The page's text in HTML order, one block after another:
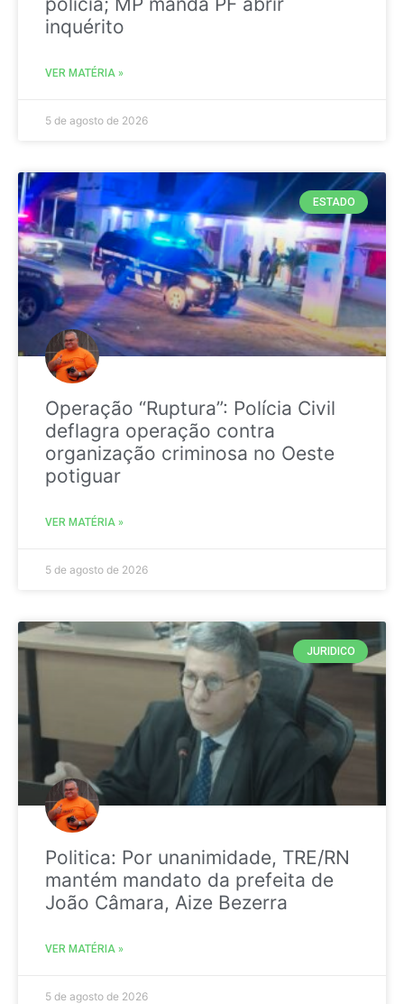
inquérito
VER MATÉRIA »
5 de agosto de 2026
ESTADO
Operação “Ruptura”: Polícia Civil
deflagra operação contra
organização criminosa no Oeste
potiguar
VER MATÉRIA »
5 de agosto de 2026
JURIDICO
Politica: Por unanimidade, TRE/RN
mantém mandato da prefeita de
João Câmara, Aize Bezerra
VER MATÉRIA »
5 de agosto de 2026